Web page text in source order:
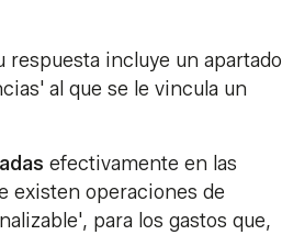
respuesta incluye un apartado
al que se le vincula un
efectivamente en las
existen operaciones de
para los gastos que,